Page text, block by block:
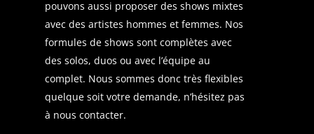
pouvons aussi proposer des shows mixtes
avec des artistes hommes et femmes. Nos
formules de shows sont complètes avec
des solos, duos ou avec l’équipe au
complet. Nous sommes donc très flexibles
quelque soit votre demande, n’hésitez pas
à nous contacter.